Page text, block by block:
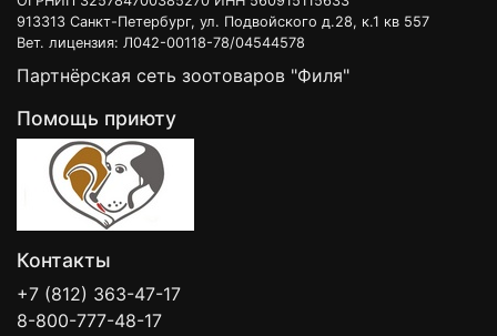
913313 Санкт-Петербург, ул. Подвойского д.28, к.1 кв 557
Вет. лицензия: Л042-00118-78/04544578
Партнёрская сеть зоотоваров "Филя"
Помощь приюту
Контакты
+7 (812) 363-47-17
8-800-777-48-17